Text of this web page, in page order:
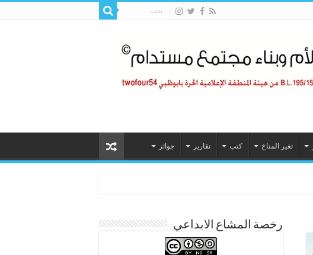
تغير المناخ كتب تقارير جوائز
رخصة المشاع الابداعي